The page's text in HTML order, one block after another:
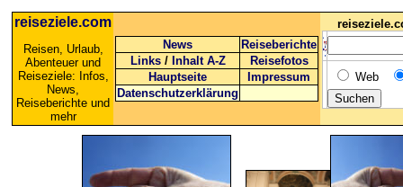
reiseziele.com
Reisen, Urlaub,
Abenteuer und
Reiseziele: Infos,
News,
Reiseberichte und
mehr
News
Reiseberichte
Links / Inhalt A-Z
Reisefotos
Hauptseite
Impressum
Datenschutzerklärung
Web